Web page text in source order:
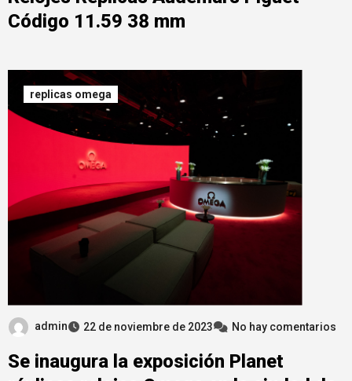
Código 11.59 38 mm
replicas omega
admin 22 de noviembre de 2023 No hay comentarios
Se inaugura la exposición Planet